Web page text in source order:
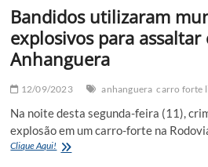
Bandidos utilizaram
explosivos para
Anhanguera
12/09/2023 anhanguera carro forte
Na noite desta segunda-feira (11),
explosão em um carro-forte na
Clique Aqui! Bandidos